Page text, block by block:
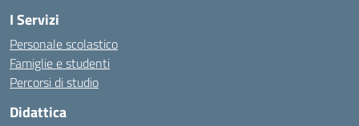
I Servizi
Personale scolastico
Famiglie e studenti
Percorsi di studio
Didattica